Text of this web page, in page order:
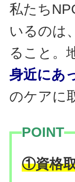
私たち
いるのは
ること。
身近にあ
のケアに
POINT
①資格